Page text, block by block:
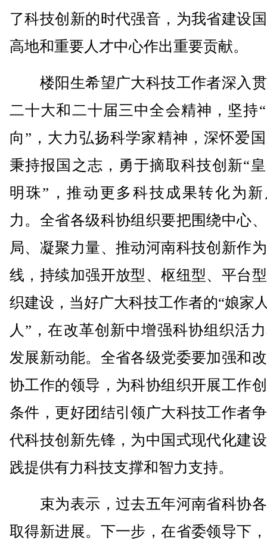
了科技创新的时代强音，为我省建设
高地和重要人才中心作出重要贡献。
楼阳生希望广大科技工作者深入
二十大和二十届三中全会精神，坚持
向”，大力弘扬科学家精神，深怀爱
秉持报国之志，勇于摘取科技创新“
明珠”，推动更多科技成果转化为
力。全省各级科协组织要把围绕中心
局、凝聚力量、推动河南科技创新作
线，持续加强开放型、枢纽型、平台
织建设，当好广大科技工作者的“娘家
人”，在改革创新中增强科协组织活
发展新动能。全省各级党委要加强和
协工作的领导，为科协组织开展工作
条件，更好团结引领广大科技工作者
代科技创新先锋，为中国式现代化建
践提供有力科技支撑和智力支持。
束为表示，过去五年河南省科协
取得新进展。下一步，在省委领导下